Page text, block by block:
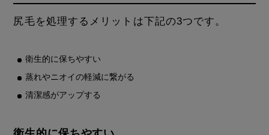
尻毛を処理するメリットは下記の3つです。
衛生的に保ちやすい
蒸れやニオイの軽減に繋がる
清潔感がアップする